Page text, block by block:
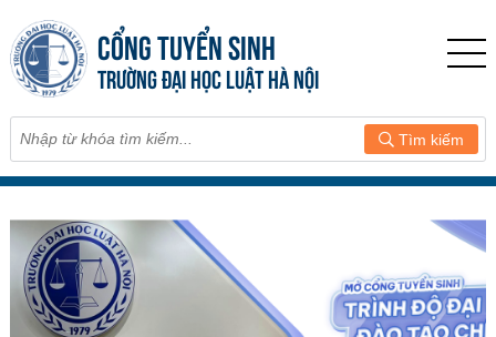
CỔNG TUYỂN SINH
TRƯỜNG ĐẠI HỌC LUẬT HÀ NỘI
Tìm kiếm